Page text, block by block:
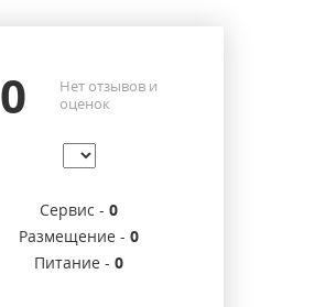
0
Нет отзывов и
оценок
Сервис -0
Размещение -0
Питание -0